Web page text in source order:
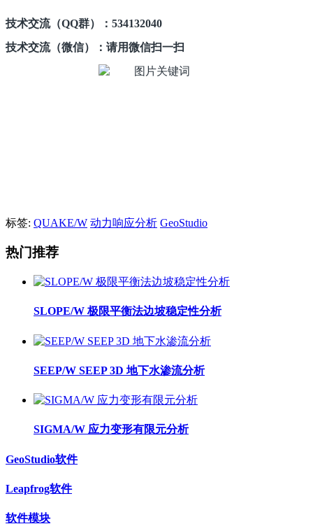
技术交流（QQ群）：534132040
技术交流（微信）：请用微信扫一扫
标签: QUAKE/W 动力响应分析 GeoStudio
热门推荐
SLOPE/W 极限平衡法边坡稳定性分析
SEEP/W SEEP 3D 地下水渗流分析
SIGMA/W 应力变形有限元分析
GeoStudio软件
Leapfrog软件
软件模块